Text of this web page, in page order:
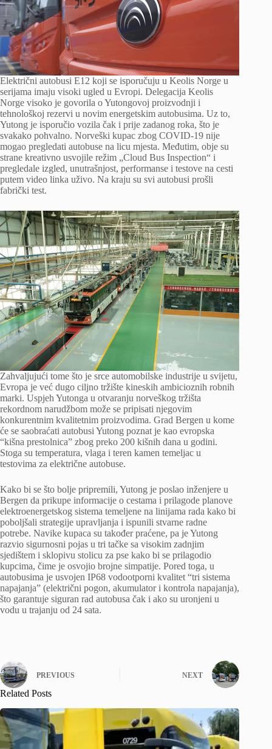
Električni autobusi E12 koji se isporučuju u Keolis Norge u
serijama imaju visoki ugled u Evropi. Delegacija Keolis
Norge visoko je govorila o Yutongovoj proizvodnji i
tehnološkoj rezervi u novim energetskim autobusima. Uz to,
Yutong je isporučio vozila čak i prije zadanog roka, što je
svakako pohvalno. Norveški kupac zbog COVID-19 nije
mogao pregledati autobuse na licu mjesta. Međutim, obje su
strane kreativno usvojile režim „Cloud Bus Inspection“ i
pregledale izgled, unutrašnjost, performanse i testove na cesti
putem video linka uživo. Na kraju su svi autobusi prošli
fabrički test.
Zahvaljujući tome što je srce automobilske industrije u svijetu,
Evropa je već dugo ciljno tržište kineskih ambicioznih robnih
marki. Uspjeh Yutonga u otvaranju norveškog tržišta
rekordnom narudžbom može se pripisati njegovim
konkurentnim kvalitetnim proizvodima. Grad Bergen u kome
će se saobraćati autobusi Yutong poznat je kao evropska
“kišna prestolnica” zbog preko 200 kišnih dana u godini.
Stoga su temperatura, vlaga i teren kamen temeljac u
testovima za električne autobuse.
Kako bi se što bolje pripremili, Yutong je poslao inženjere u
Bergen da prikupe informacije o cestama i prilagode planove
elektroenergetskog sistema temeljene na linijama rada kako bi
poboljšali strategije upravljanja i ispunili stvarne radne
potrebe. Navike kupaca su također praćene, pa je Yutong
razvio sigurnosni pojas u tri tačke sa visokim zadnjim
sjedištem i sklopivu stolicu za pse kako bi se prilagodio
kupcima, čime je osvojio brojne simpatije. Pored toga, u
autobusima je usvojen IP68 vodootporni kvalitet “tri sistema
napajanja” (električni pogon, akumulator i kontrola napajanja),
što garantuje siguran rad autobusa čak i ako su uronjeni u
vodu u trajanju od 24 sata.
PREVIOUS NEXT
Related Posts